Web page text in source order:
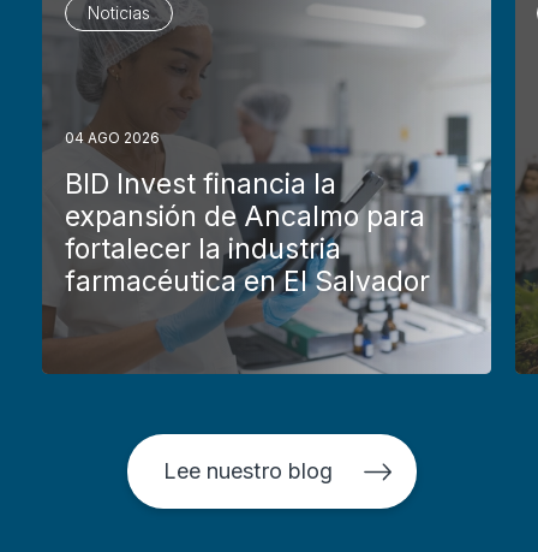
Noticias
04 AGO 2026
BID Invest financia la
expansión de Ancalmo para
fortalecer la industria
farmacéutica en El Salvador
Lee nuestro blog